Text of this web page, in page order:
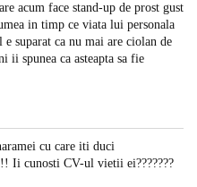
acum face stand-up de prost gust
in timp ce viata lui personala
suparat ca nu mai are ciolan de
ii spunea ca asteapta sa fie
cu care iti duci
cunosti CV-ul vietii ei???????